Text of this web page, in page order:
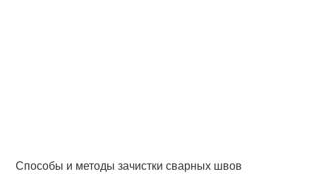
Способы и методы зачистки сварных швов